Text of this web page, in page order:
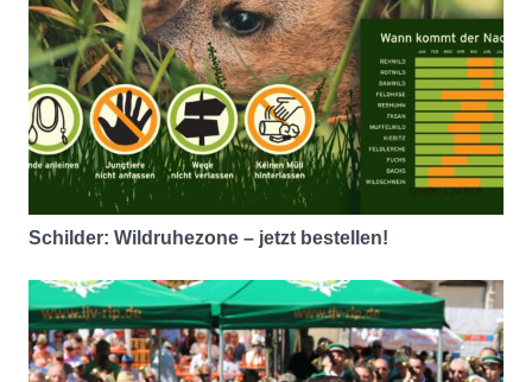
Schilder: Wildruhezone – jetzt bestellen!